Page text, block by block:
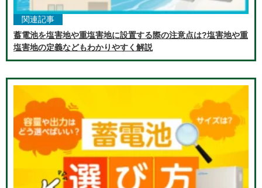
関連記事
蓄電池を塩害地や重塩害地に設置する際の注意点は?塩害地や重
塩害地の定義などもわかりやすく解説